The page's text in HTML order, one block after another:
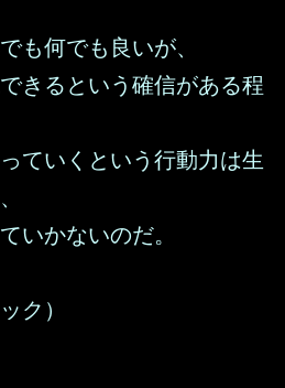
も何でも良いが、
きるという確信がある程
ていくという行動力は生
いかないのだ。
ク）